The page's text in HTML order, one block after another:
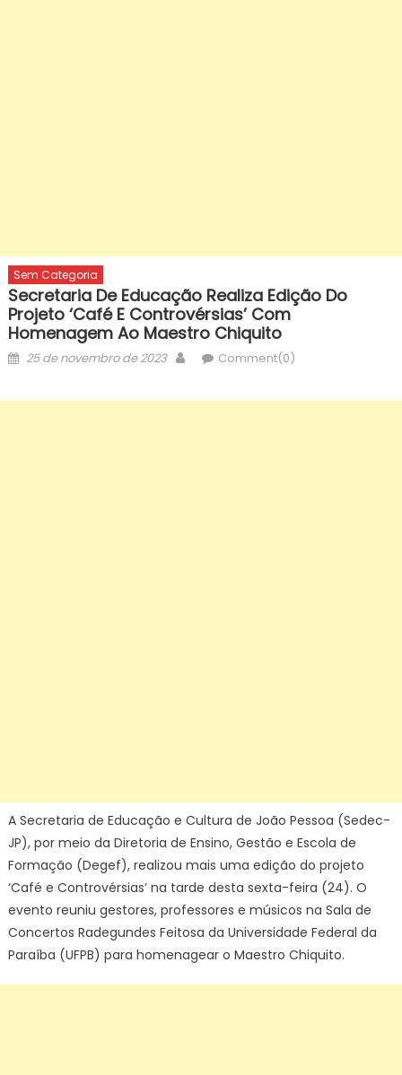
Sem Categoria
Secretaria De Educação Realiza Edição Do
Projeto ‘Café E Controvérsias’ Com
Homenagem Ao Maestro Chiquito
Posted
25 de novembro de 2023 AuthorComment(0)
A Secretaria de Educação e Cultura de João Pessoa (Sedec-
JP), por meio da Diretoria de Ensino, Gestão e Escola de
Formação (Degef), realizou mais uma edição do projeto
‘Café e Controvérsias’ na tarde desta sexta-feira (24). O
evento reuniu gestores, professores e músicos na Sala de
Concertos Radegundes Feitosa da Universidade Federal da
Paraíba (UFPB) para homenagear o Maestro Chiquito.